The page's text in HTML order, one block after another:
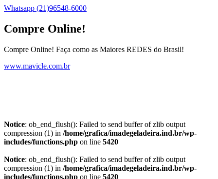
Whatsapp (21)96548-6000
Compre Online!
Compre Online! Faça como as Maiores REDES do Brasil!
www.mavicle.com.br
Notice: ob_end_flush(): Failed to send buffer of zlib output
compression (1) in /home/grafica/imadegeladeira.ind.br/wp-
includes/functions.php on line 5420
Notice: ob_end_flush(): Failed to send buffer of zlib output
compression (1) in /home/grafica/imadegeladeira.ind.br/wp-
includes/functions.php on line 5420